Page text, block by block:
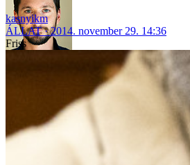
kasnyikm
ÁLLAT
2014. november 29. 14:36
Friss